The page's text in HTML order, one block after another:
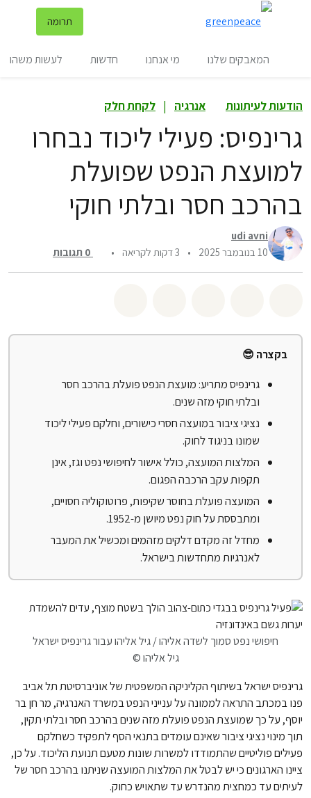
תרומה
המאבקים שלנו מי אנחנו חדשות לעשות משהו
הודעות לעיתונות אנרגיה | לקחת חלק
גרינפיס: פעילי ליכוד נבחרו
למועצת הנפט שפועלת
בהרכב חסר ובלתי חוקי
udi avni
10 בנובמבר 2025
• 3 דקות לקריאה •
0 תגובות
בקצרה 😎
גרינפיס מתריע: מועצת הנפט פועלת בהרכב חסר
ובלתי חוקי מזה שנים.
נציגי ציבור במועצה חסרי כישורים, וחלקם פעילי ליכוד
שמונו בניגוד לחוק.
המלצות המועצה, כולל אישור לחיפושי נפט וגז, אינן
תקפות עקב הרכבה הפגום.
המועצה פועלת בחוסר שקיפות, פרוטוקוליה חסויים,
ומתבססת על חוק נפט מיושן מ-1952.
מחדל זה מקדם דלקים מזהמים ומכשיל את המעבר
לאנרגיות מתחדשות בישראל.
חיפושי נפט סמוך לשדה אליהו / גיל אליהו עבור גרינפיס ישראל
© גיל אליהו
גרינפיס ישראל בשיתוף הקליניקה המשפטית של אוניברסיטת תל אביב
פנו במכתב התראה לממונה על ענייני הנפט במשרד האנרגיה, מר חן בר
יוסף, על כך שמועצת הנפט פועלת מזה שנים בהרכב חסר ובלתי תקין,
תוך מינוי נציגי ציבור שאינם עומדים בתנאי הסף לתפקיד כשחלקם
פעילים פוליטיים שהתמודדו למשרות שונות מטעם תנועת הליכוד. על כן,
ציינו הארגונים כי יש לבטל את המלצות המועצה שניתנו בהרכב חסר של
לעיתים עד כמחצית מהנדרש עד שתאויש כחוק.